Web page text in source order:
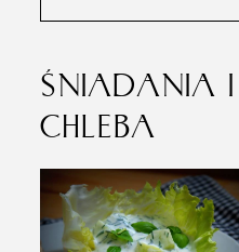
ŚNIADANIA
CHLEBA